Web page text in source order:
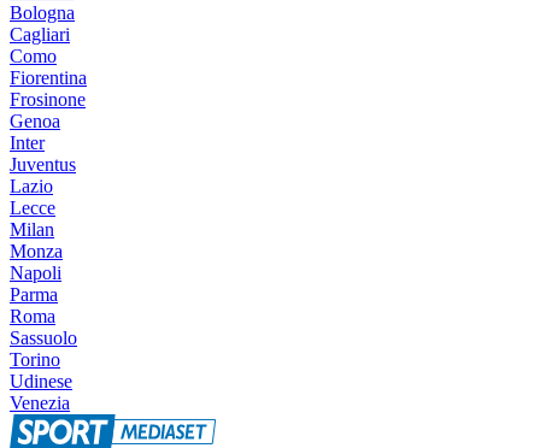
Bologna
Cagliari
Como
Fiorentina
Frosinone
Genoa
Inter
Juventus
Lazio
Lecce
Milan
Monza
Napoli
Parma
Roma
Sassuolo
Torino
Udinese
Venezia